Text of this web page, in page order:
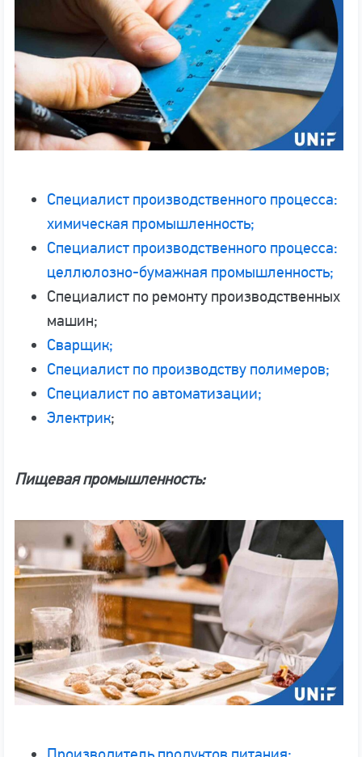
Специалист производственного процесса:
химическая промышленность;
Специалист производственного процесса:
целлюлозно-бумажная промышленность;
Специалист по ремонту производственных
машин;
Сварщик;
Специалист по производству полимеров;
Специалист по автоматизации;
Электрик;
Пищевая промышленность: